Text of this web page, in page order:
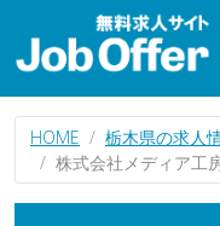
HOME 栃木県の求人
株式会社メディア工